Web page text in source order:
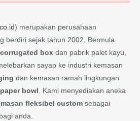
) merupakan perusahaan
berdiri sejak tahun 2002. Bermula
box dan pabrik palet kayu,
sayap ke industri kemasan
dan kemasan ramah lingkungan
paper bowl . Kami menyediakan aneka
fleksibel custom sebagai
anda.